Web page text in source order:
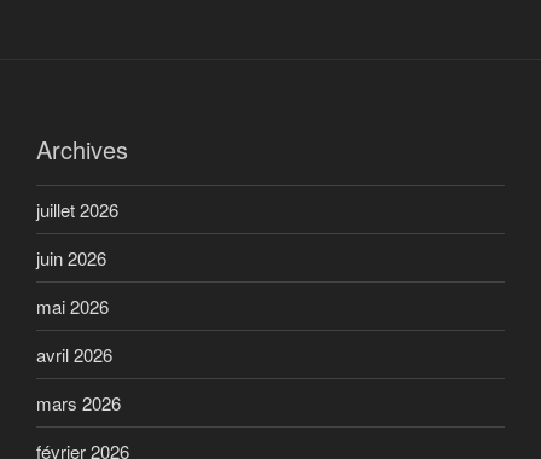
Archives
juillet 2026
juin 2026
mai 2026
avril 2026
mars 2026
février 2026